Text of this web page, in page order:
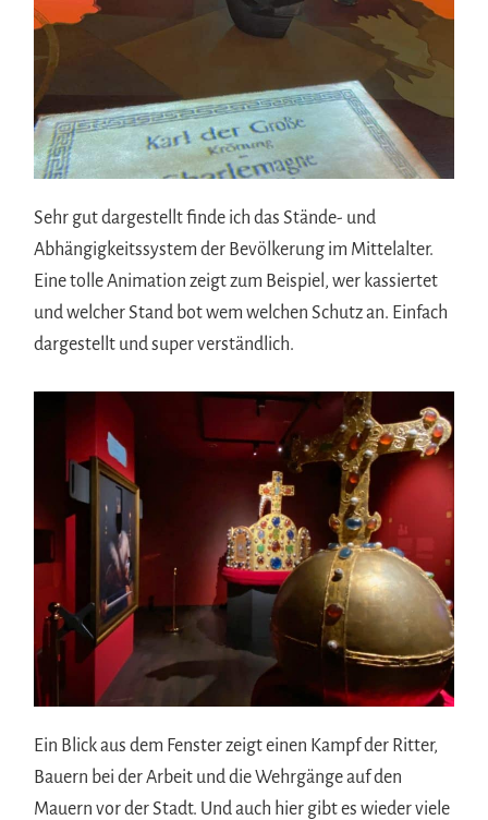
Sehr gut dargestellt finde ich das Stände- und
Abhängigkeitssystem der Bevölkerung im Mittelalter.
Eine tolle Animation zeigt zum Beispiel, wer kassiertet
und welcher Stand bot wem welchen Schutz an. Einfach
dargestellt und super verständlich.
Ein Blick aus dem Fenster zeigt einen Kampf der Ritter,
Bauern bei der Arbeit und die Wehrgänge auf den
Mauern vor der Stadt. Und auch hier gibt es wieder viele